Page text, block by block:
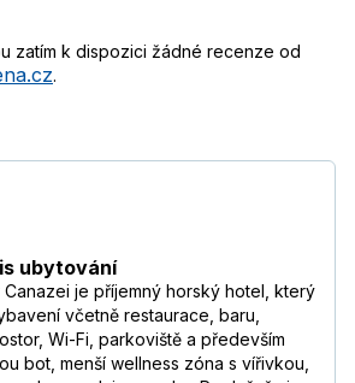
zatím k dispozici žádné recenze od
.
ubytování
Canazei je příjemný horský hotel, který
včetně restaurace, baru,
Wi-Fi, parkoviště a především
bot, menší wellness zóna s vířivkou,